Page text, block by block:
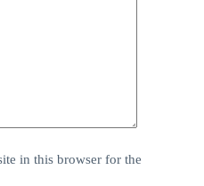
in this browser for the